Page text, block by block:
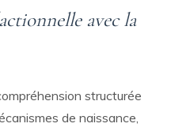
avec la
structurée
de naissance,